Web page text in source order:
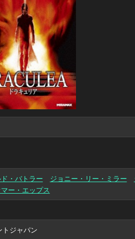
・バトラー ジョニー・リー・ミラー
ー・エップス
トジャパン